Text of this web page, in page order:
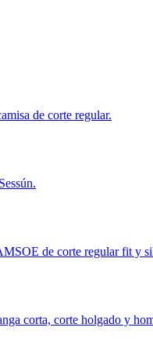
de corte regular.
de corte regular fit y
corta, corte holgado y